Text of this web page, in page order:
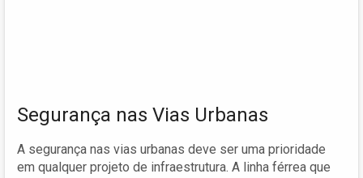
Segurança nas Vias Urbanas
A segurança nas vias urbanas deve ser uma prioridade
em qualquer projeto de infraestrutura. A linha férrea que